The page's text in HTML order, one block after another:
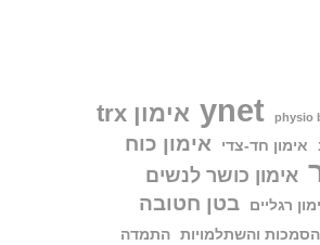
physio
ynet אימון trx
אימון חד-צדי אימון כוח
אימון כושר לנשים
רגליים
בטן חטובה
הסמכות והשתלמויות
התמדה